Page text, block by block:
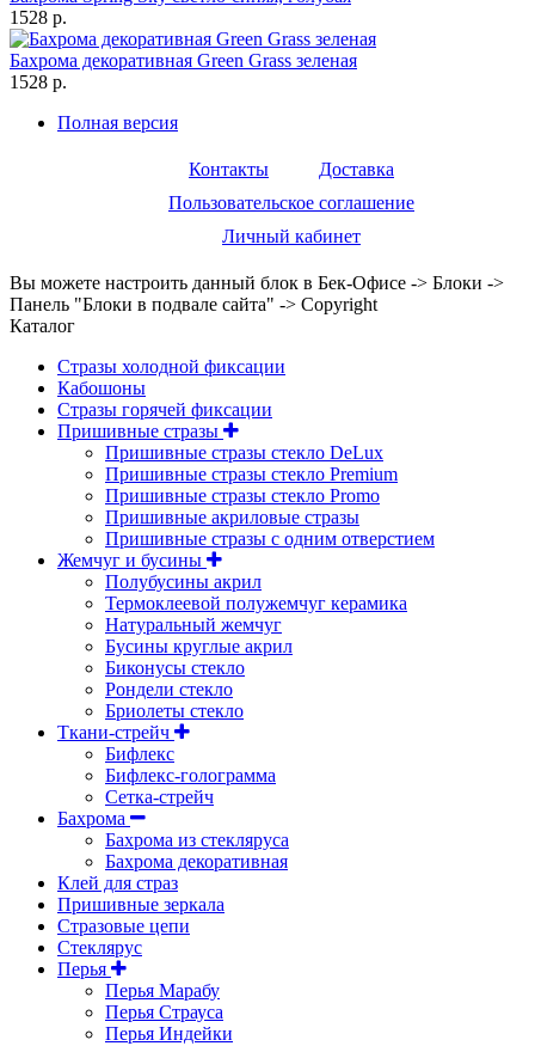
1528 р.
Бахрома декоративная Green Grass зеленая
1528 р.
Полная версия
Контакты
Доставка
Пользовательское соглашение
Личный кабинет
Вы можете настроить данный блок в Бек-Офисе -> Блоки ->
Панель "Блоки в подвале сайта" -> Copyright
Каталог
Стразы холодной фиксации
Кабошоны
Стразы горячей фиксации
Пришивные стразы
Пришивные стразы стекло DeLux
Пришивные стразы стекло Premium
Пришивные стразы стекло Promo
Пришивные акриловые стразы
Пришивные стразы с одним отверстием
Жемчуг и бусины
Полубусины акрил
Термоклеевой полужемчуг керамика
Натуральный жемчуг
Бусины круглые акрил
Биконусы стекло
Рондели стекло
Бриолеты стекло
Ткани-стрейч
Бифлекс
Бифлекс-голограмма
Сетка-стрейч
Бахрома
Бахрома из стекляруса
Бахрома декоративная
Клей для страз
Пришивные зеркала
Cтразовые цепи
Стеклярус
Перья
Перья Марабу
Перья Страуса
Перья Индейки